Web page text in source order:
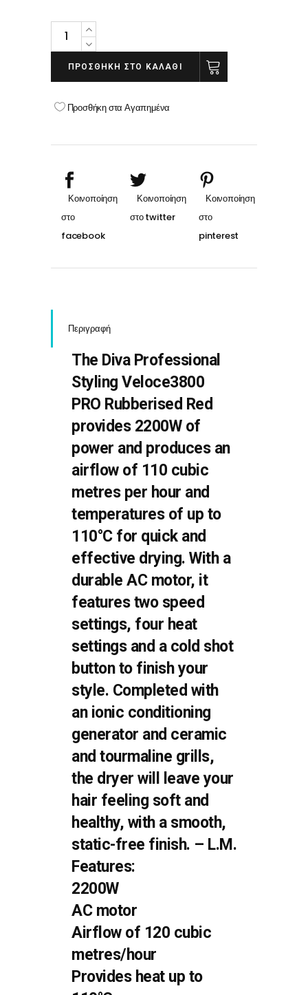
Diva
Professional
VELOCE
3800
PRO
ΠΡΟΣΘΉΚΗ ΣΤΟ ΚΑΛΆΘΙ
Προσθήκη στα Αγαπημένα
Περιγραφή
The Diva Professional
Styling Veloce3800
PRO Rubberised Red
provides 2200W of
power and produces an
airflow of 110 cubic
metres per hour and
temperatures of up to
110°C for quick and
effective drying. With a
durable AC motor, it
features two speed
settings, four heat
settings and a cold shot
button to finish your
style. Completed with
an ionic conditioning
generator and ceramic
and tourmaline grills,
the dryer will leave your
hair feeling soft and
healthy, with a smooth,
static-free finish. – L.M.
Features:
2200W
AC motor
Airflow of 120 cubic
metres/hour
Provides heat up to